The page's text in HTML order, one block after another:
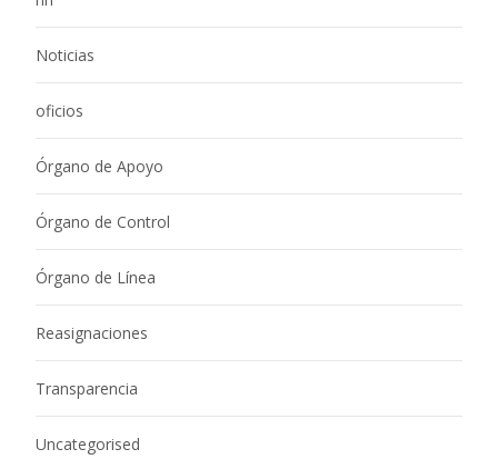
Noticias
oficios
Órgano de Apoyo
Órgano de Control
Órgano de Línea
Reasignaciones
Transparencia
Uncategorised